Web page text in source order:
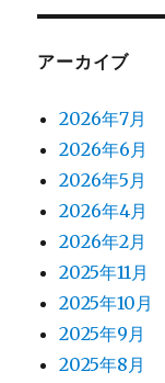
アーカイブ
2026年7月
2026年6月
2026年5月
2026年4月
2026年2月
2025年11月
2025年10月
2025年9月
2025年8月